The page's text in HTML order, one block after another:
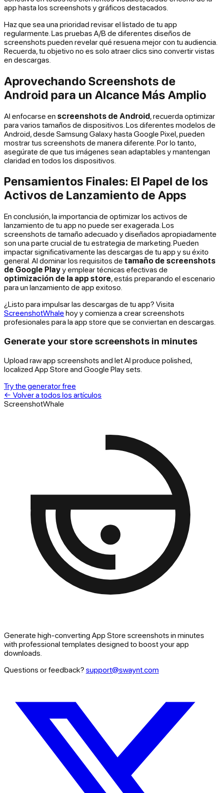
app hasta los screenshots y gráficos destacados.
Haz que sea una prioridad revisar el listado de tu app
regularmente. Las pruebas A/B de diferentes diseños de
screenshots pueden revelar qué resuena mejor con tu audiencia.
Recuerda, tu objetivo no es solo atraer clics sino convertir vistas
en descargas.
Aprovechando Screenshots de
Android para un Alcance Más Amplio
Al enfocarse en screenshots de Android , recuerda optimizar
para varios tamaños de dispositivos. Los diferentes modelos de
Android, desde Samsung Galaxy hasta Google Pixel, pueden
mostrar tus screenshots de manera diferente. Por lo tanto,
asegúrate de que tus imágenes sean adaptables y mantengan
claridad en todos los dispositivos.
Pensamientos Finales: El Papel de los
Activos de Lanzamiento de Apps
En conclusión, la importancia de optimizar los activos de
lanzamiento de tu app no puede ser exagerada. Los
screenshots de tamaño adecuado y diseñados apropiadamente
son una parte crucial de tu estrategia de marketing. Pueden
impactar significativamente las descargas de tu app y su éxito
general. Al dominar los requisitos de tamaño de screenshots
de Google Play y emplear técnicas efectivas de
optimización de la app store, estás preparando el escenario
para un lanzamiento de app exitoso.
¿Listo para impulsar las descargas de tu app? Visita
ScreenshotWhale hoy y comienza a crear screenshots
profesionales para la app store que se conviertan en descargas.
Generate your store screenshots in minutes
Upload raw app screenshots and let AI produce polished,
localized App Store and Google Play sets.
Try the generator free
← Volver a todos los artículos
ScreenshotWhale
Generate high-converting App Store screenshots in minutes
with professional templates designed to boost your app
downloads.
Questions or feedback? support@swaynt.com